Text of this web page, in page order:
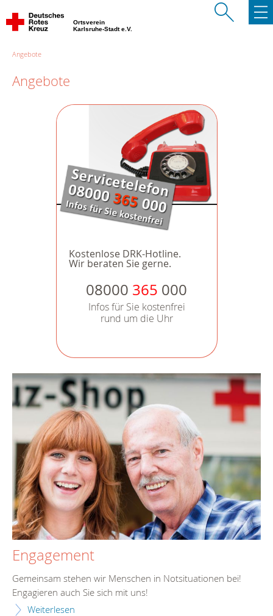
Ortsverein
Karlsruhe-Stadt e.V.
Angebote
Angebote
Kostenlose DRK-Hotline.
Wir beraten Sie gerne.
08000 365 000
Infos für Sie kostenfrei
rund um die Uhr
Engagement
Gemeinsam stehen wir Menschen in Notsituationen bei!
Engagieren auch Sie sich mit uns!
Weiterlesen